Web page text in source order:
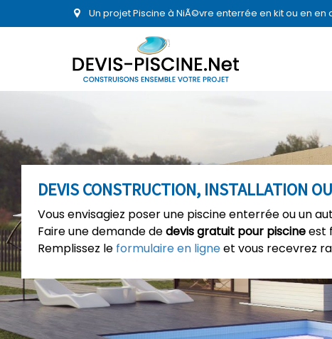
Un projet Piscine à NiÃ©vre enterrée en kit ou en
DEVIS CONSTRUCTION, INSTALLATION
Vous envisagiez poser une piscine enterrée ou un
Faire une demande dedevis gratuit pour piscineest
Remplissez le formulaire en ligneet vous recevrez